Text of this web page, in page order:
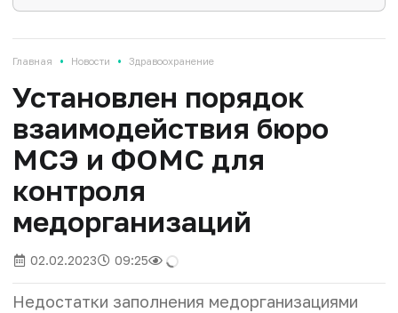
Главная • Новости • Здравоохранение
Установлен порядок
взаимодействия бюро
МСЭ и ФОМС для
контроля
медорганизаций
02.02.2023 09:25
Недостатки заполнения медорганизациями